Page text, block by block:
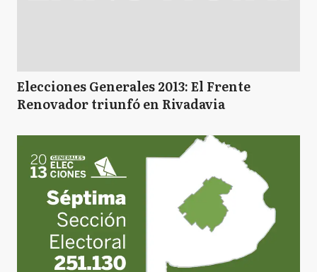
Elecciones Generales 2013: El Frente
Renovador triunfó en Rivadavia